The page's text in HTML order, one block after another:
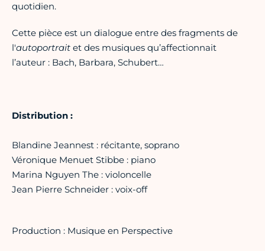
quotidien.
Cette pièce est un dialogue entre des fragments de
l'autoportrait et des musiques qu’affectionnait
l’auteur : Bach, Barbara, Schubert…
Distribution :
Blandine Jeannest : récitante, soprano
Véronique Menuet Stibbe : piano
Marina Nguyen The : violoncelle
Jean Pierre Schneider : voix-off
Production : Musique en Perspective